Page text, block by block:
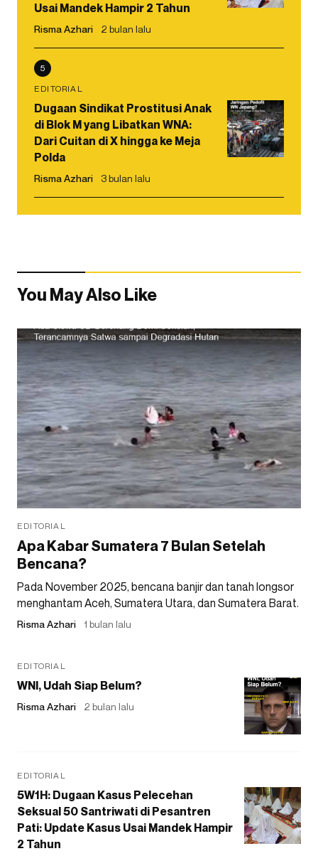
Usai Mandek Hampir 2 Tahun
Risma Azhari 2 bulan lalu
5
EDITORIAL
Dugaan Sindikat Prostitusi Anak
di Blok M yang Libatkan WNA:
Dari Cuitan di X hingga ke Meja
Polda
Risma Azhari 3 bulan lalu
You May Also Like
EDITORIAL
Apa Kabar Sumatera 7 Bulan Setelah
Bencana?
Pada November 2025, bencana banjir dan tanah longsor
menghantam Aceh, Sumatera Utara, dan Sumatera Barat.
Risma Azhari 1 bulan lalu
EDITORIAL
WNI, Udah Siap Belum?
Risma Azhari 2 bulan lalu
EDITORIAL
5W1H: Dugaan Kasus Pelecehan
Seksual 50 Santriwati di Pesantren
Pati: Update Kasus Usai Mandek Hampir
2 Tahun